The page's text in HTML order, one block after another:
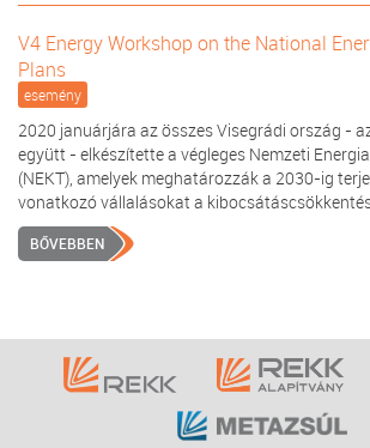
V4 Energy Workshop on the National
Plans
esemény
2020 januárjára az összes Visegrádi ország -
együtt - elkészítette a végleges Nemzeti
(NEKT), amelyek meghatározzák a 2030-ig
vonatkozó vállalásokat a
BŐVEBBEN